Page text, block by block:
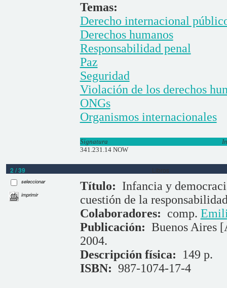
Temas:
Derecho internacional
Derechos humanos
Responsabilidad penal
Paz
Seguridad
Violación de los derechos
ONGs
Organismos internacionales
Signatura
341.231.14 NOW
2 / 39 Libros
seleccionar
imprimir
Título: Infancia y
cuestión de la
Colaboradores: comp.
Publicación: Buenos Aires
2004.
Descripción física: 149 p.
ISBN: 987-1074-17-4